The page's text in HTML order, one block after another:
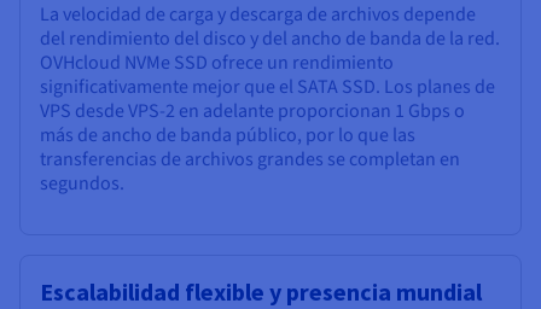
La velocidad de carga y descarga de archivos depende
del rendimiento del disco y del ancho de banda de la red.
OVHcloud NVMe SSD ofrece un rendimiento
significativamente mejor que el SATA SSD. Los planes de
VPS desde VPS-2 en adelante proporcionan 1 Gbps o
más de ancho de banda público, por lo que las
transferencias de archivos grandes se completan en
segundos.
Escalabilidad flexible y presencia mundial